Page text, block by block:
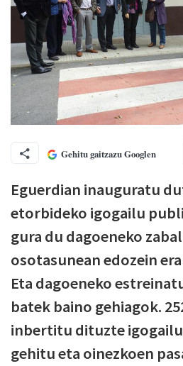
Gehitu gaitzazu Googlen
Eguerdian inauguratu
etorbideko igogailu
gura du dagoeneko
osotasunean edozein
Eta dagoeneko
batek baino gehiagok.
inbertitu dituzte
gehitu eta oinezkoen